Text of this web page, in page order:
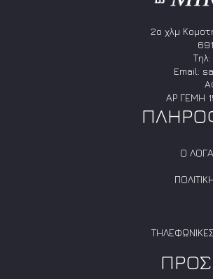
2ο χλμ
Τηλ:
Email:
ΑΡ ΓΕΜΗ
Ο